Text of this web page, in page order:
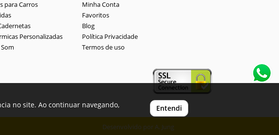
para Carros
Personalizadas
Minha Conta
Favoritos
Blog
Política Privacidade
Termos de uso
Desenvolvido porA. Jung
no site. Ao continuar navegando,
Entendi